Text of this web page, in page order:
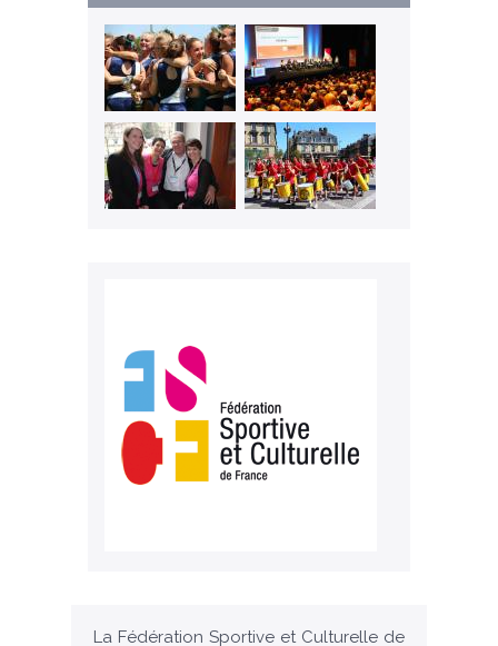
La Fédération Sportive et Culturelle de